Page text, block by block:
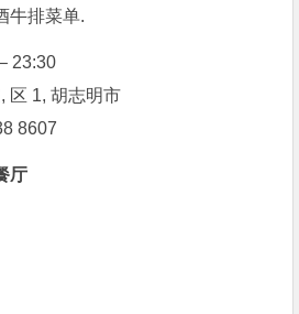
牛排菜单.
23:30
区 1, 胡志明市
8607
厅